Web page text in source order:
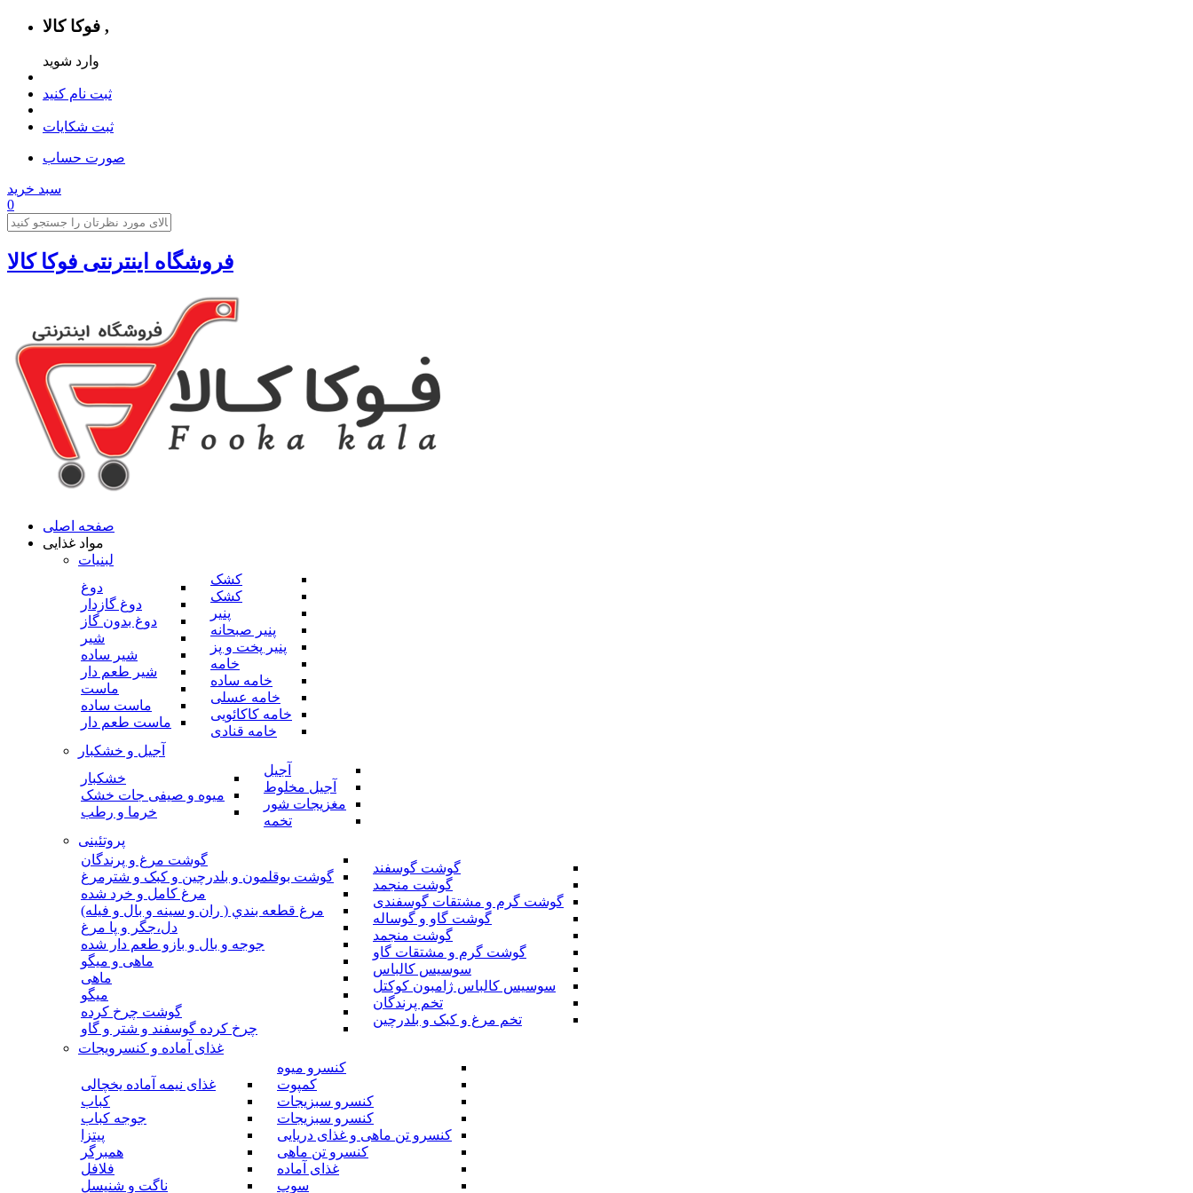
فوکا کالا ,
وارد شوید
ثبت نام کنید
ثبت شکایات
صورت حساب
سبد خرید
0
فروشگاه اینترنتی فوکا کالا
صفحه اصلی
مواد غذایی
لبنیات
کشک
کشک
پنیر
پنیر صبحانه
پنیر پخت و پز
خامه
خامه ساده
خامه عسلی
خامه کاکائویی
خامه قنادی
دوغ
دوغ گازدار
دوغ بدون گاز
شیر
شیر ساده
شیر طعم دار
ماست
ماست ساده
ماست طعم دار
آجیل و خشکبار
آجیل
آجیل مخلوط
مغزیجات شور
تخمه
خشکبار
میوه و صیفی جات خشک
خرما و رطب
پروتئینی
گوشت گوسفند
گوشت منجمد
گوشت گرم و مشتقات گوسفندی
گوشت گاو و گوساله
گوشت منجمد
گوشت گرم و مشتقات گاو
سوسیس کالباس
سوسیس کالباس ژامبون کوکتل
تخم پرندگان
تخم مرغ و کبک و بلدرچین
گوشت مرغ و پرندگان
گوشت بوقلمون و بلدرچین و کبک و شترمرغ
مرغ کامل و خرد شده
مرغ قطعه بندي ( ران و سينه و بال و فيله)
دل،جگر و پا مرغ
جوجه و بال و بازو طعم دار شده
ماهی و میگو
ماهی
میگو
گوشت چرخ کرده
چرخ کرده گوسفند و شتر و گاو
غذای آماده و کنسرویجات
کنسرو میوه
کمپوت
کنسرو سبزیجات
کنسرو سبزیجات
کنسرو تن ماهی و غذای دریایی
کنسرو تن ماهی
غذای آماده
سوپ
غذای نیمه آماده یخچالی
کباب
جوجه کباب
پیتزا
همبرگر
فلافل
ناگت و شنیسل